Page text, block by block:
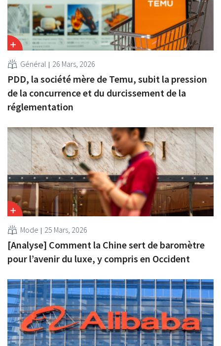
Général 26 Mars, 2026
PDD, la société mère de Temu, subit la pression
de la concurrence et du durcissement de la
réglementation
Mode 25 Mars, 2026
[Analyse] Comment la Chine sert de baromètre
pour l’avenir du luxe, y compris en Occident